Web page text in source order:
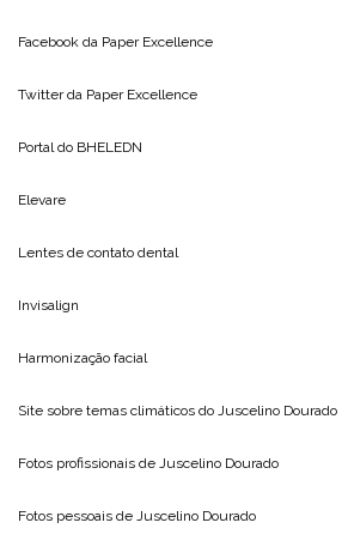
Facebook da Paper Excellence
Twitter da Paper Excellence
Portal do BHELEDN
Elevare
Lentes de contato dental
Invisalign
Harmonização facial
Site sobre temas climáticos do Juscelino Dourado
Fotos profissionais de Juscelino Dourado
Fotos pessoais de Juscelino Dourado